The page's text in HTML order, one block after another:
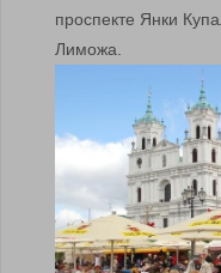
проспекте Янки
Лиможа.